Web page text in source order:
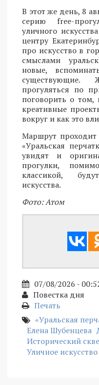
В этот же день, 8
серию free-
уличного искусства
центру
про искусство в
смыслами
новые,
существующие.
прогуляться по
поговорить о том,
креативные
вокруг и как это
Маршрут проходит
«Уральская
увидят и
прогулки,
классикой,
искусства.
Фото: Атом
07/08/2026 -
Повестка дня
Печать
«Уральская
Елена Шубенцева
Исторический
Уличное искусство